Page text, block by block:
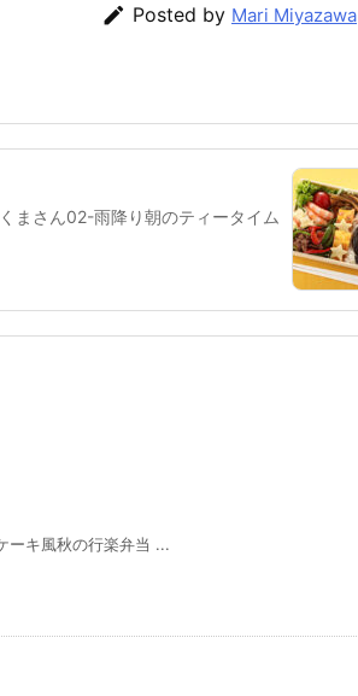
 Posted by Mari Miyazawa
まさん02-雨降り朝のティータイム
ーキ風秋の行楽弁当 ...